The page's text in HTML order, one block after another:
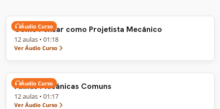
Áudio Curso
Como Pensar como Projetista Mecânico
12 aulas • 01:18
Ver Áudio Curso
Áudio Curso
Falhas Mecânicas Comuns
12 aulas • 01:17
Ver Áudio Curso